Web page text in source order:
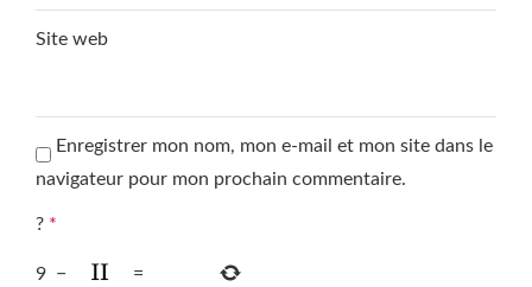
Site web
Enregistrer mon nom, mon e-mail et mon site dans le
navigateur pour mon prochain commentaire.
? *
9 − =